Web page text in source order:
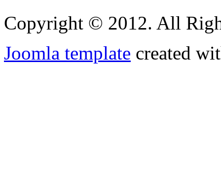
Copyright © 2012. All
Joomla template created